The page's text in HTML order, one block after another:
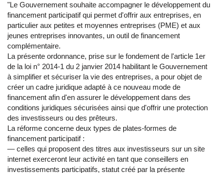
"Le Gouvernement souhaite accompagner le développement du
financement participatif qui permet d'offrir aux entreprises, en
particulier aux petites et moyennes entreprises (PME) et aux
jeunes entreprises innovantes, un outil de financement
complémentaire.
La présente ordonnance, prise sur le fondement de l'article 1er
de la loi n° 2014-1 du 2 janvier 2014 habilitant le Gouvernement
à simplifier et sécuriser la vie des entreprises, a pour objet de
créer un cadre juridique adapté à ce nouveau mode de
financement afin d'en assurer le développement dans des
conditions juridiques sécurisées ainsi que d'offrir une protection
des investisseurs ou des prêteurs.
La réforme concerne deux types de plates-formes de
financement participatif :
― celles qui proposent des titres aux investisseurs sur un site
internet exerceront leur activité en tant que conseillers en
investissements participatifs, statut créé par la présente